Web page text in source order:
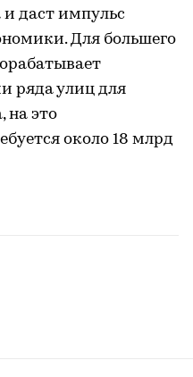
даст импульс
Для большего
ряда улиц для
на это
около 18 млрд